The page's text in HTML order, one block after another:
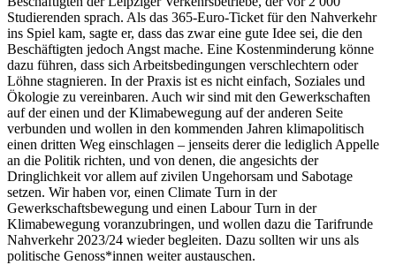
Studierenden sprach. Als das 365-Euro-Ticket für den Nahverkehr
ins Spiel kam, sagte er, dass das zwar eine gute Idee sei, die den
Beschäftigten jedoch Angst mache. Eine Kostenminderung könne
dazu führen, dass sich Arbeitsbedingungen verschlechtern oder
Löhne stagnieren. In der Praxis ist es nicht einfach, Soziales und
Ökologie zu vereinbaren. Auch wir sind mit den Gewerkschaften
auf der einen und der Klimabewegung auf der anderen Seite
verbunden und wollen in den kommenden Jahren klimapolitisch
einen dritten Weg einschlagen – jenseits derer die lediglich Appelle
an die Politik richten, und von denen, die angesichts der
Dringlichkeit vor allem auf zivilen Ungehorsam und Sabotage
setzen. Wir haben vor, einen Climate Turn in der
Gewerkschaftsbewegung und einen Labour Turn in der
Klimabewegung voranzubringen, und wollen dazu die Tarifrunde
Nahverkehr 2023/24 wieder begleiten. Dazu sollten wir uns als
politische Genoss*innen weiter austauschen.